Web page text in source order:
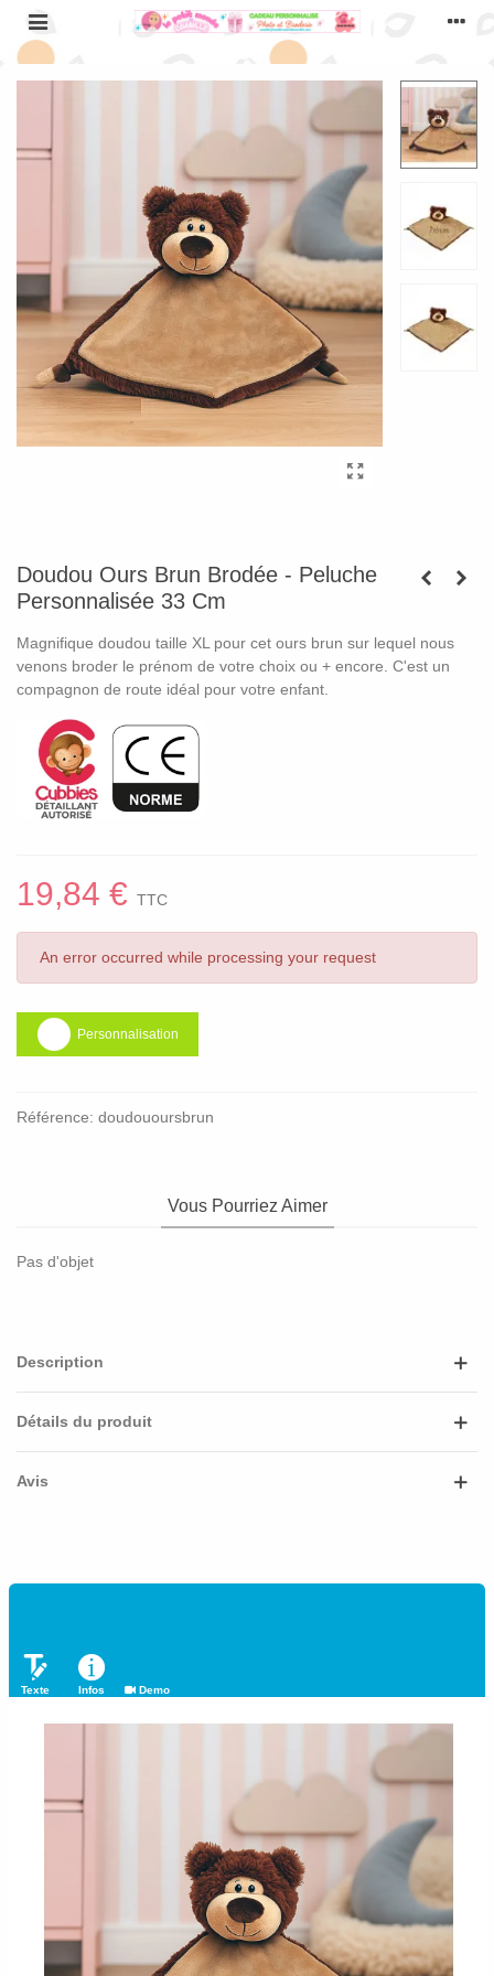
Doudou Ours Brun Brodée - Peluche
Personnalisée 33 Cm
Magnifique doudou taille XL pour cet ours brun sur lequel nous
venons broder le prénom de votre choix ou + encore. C'est un
compagnon de route idéal pour votre enfant.
19,84 € TTC
An error occurred while processing your request
Personnalisation
Référence: doudouoursbrun
Vous Pourriez Aimer
Pas d'objet
Description
Détails du produit
Avis
Texte Infos Demo